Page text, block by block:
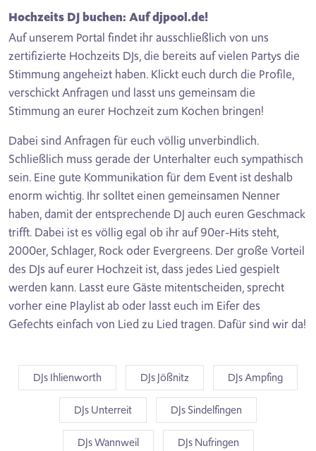
Hochzeits DJ buchen: Auf djpool.de!
Auf unserem Portal findet ihr ausschließlich von uns
zertifizierte Hochzeits DJs, die bereits auf vielen Partys die
Stimmung angeheizt haben. Klickt euch durch die Profile,
verschickt Anfragen und lasst uns gemeinsam die
Stimmung an eurer Hochzeit zum Kochen bringen!
Dabei sind Anfragen für euch völlig unverbindlich.
Schließlich muss gerade der Unterhalter euch sympathisch
sein. Eine gute Kommunikation für dem Event ist deshalb
enorm wichtig. Ihr solltet einen gemeinsamen Nenner
haben, damit der entsprechende DJ auch euren Geschmack
trifft. Dabei ist es völlig egal ob ihr auf 90er-Hits steht,
2000er, Schlager, Rock oder Evergreens. Der große Vorteil
des DJs auf eurer Hochzeit ist, dass jedes Lied gespielt
werden kann. Lasst eure Gäste mitentscheiden, sprecht
vorher eine Playlist ab oder lasst euch im Eifer des
Gefechts einfach von Lied zu Lied tragen. Dafür sind wir da!
DJs Ihlienworth DJs Jößnitz DJs Ampfing
DJs Unterreit DJs Sindelfingen
DJs Wannweil DJs Nufringen